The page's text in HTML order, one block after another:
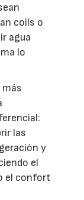
coils o
agua
lo
más
las
y
el
el confort